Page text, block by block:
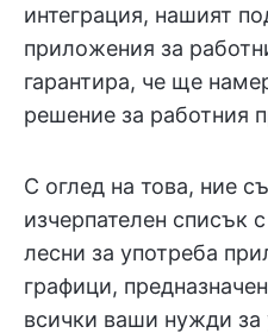
интеграция, нашият
приложения за
гарантира, че ще
решение за работния
С оглед на това, ние
изчерпателен списък
лесни за употреба
графици,
всички ваши нужди за